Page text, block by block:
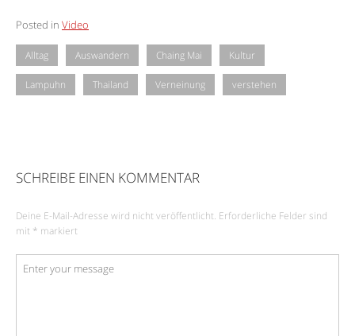
Posted in Video
Alltag Auswandern Chaing Mai Kultur
Lampuhn Thailand Verneinung verstehen
SCHREIBE EINEN KOMMENTAR
Deine E-Mail-Adresse wird nicht veröffentlicht. Erforderliche Felder sind
mit * markiert
Kommentar